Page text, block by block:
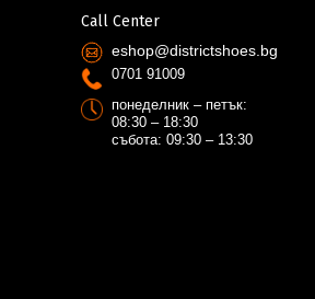
Call Center
eshop@districtshoes.bg
0701 91009
понеделник – петък:
08:30 – 18:30
събота: 09:30 – 13:30